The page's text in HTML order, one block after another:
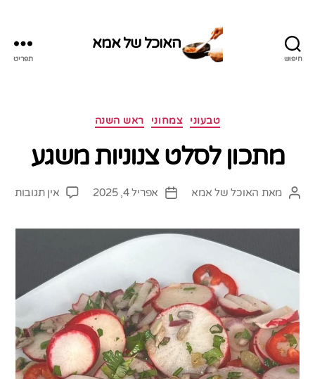
חיפוש
האוכל של אמא
תפריט
קטגוריות טבעוני צמחוני ראש השנה
מתכון לסלט צנוניות משגע
המחבר
מאת האוכל של אמא
תאריךאפריל 4, 2025 אין תגובות